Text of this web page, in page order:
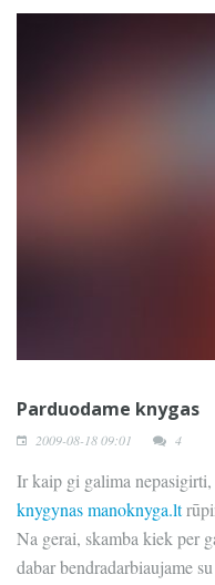
Parduodame knygas
2009-08-18 09:01 4
Ir kaip gi galima
knygynas manoknyga.lt
Na gerai, skamba kiek per
dabar bendradarbiaujame